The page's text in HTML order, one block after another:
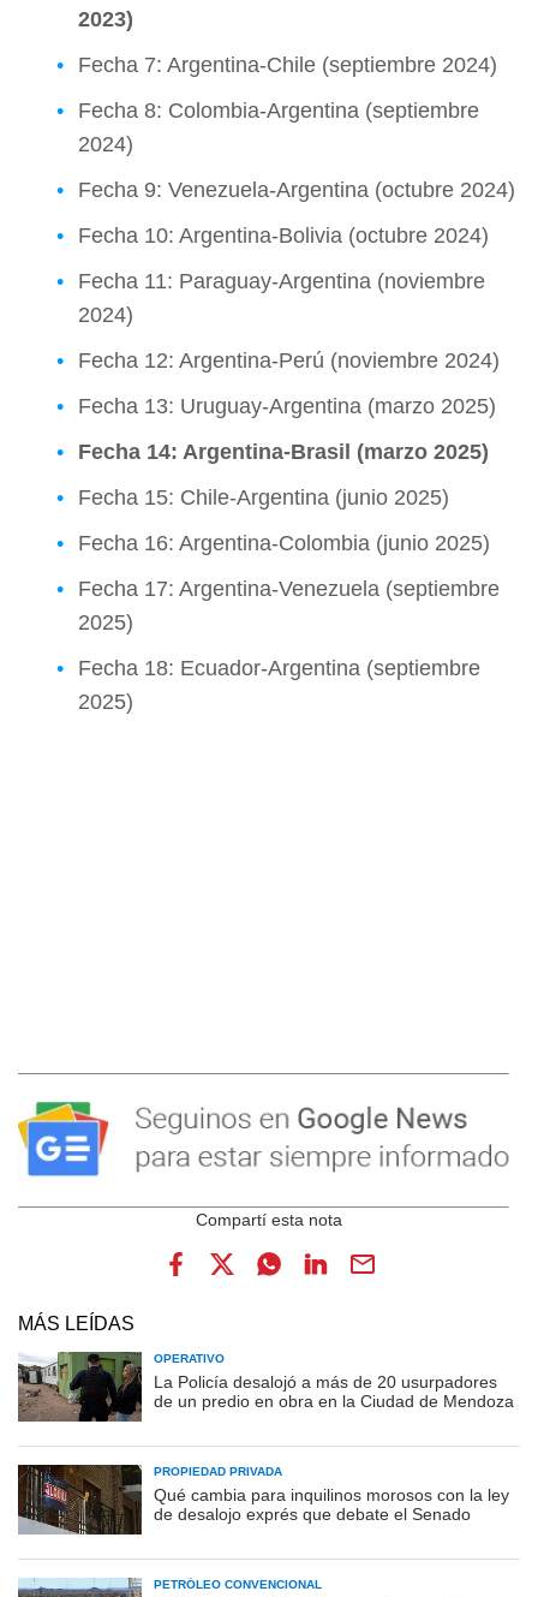
2023)
Fecha 7: Argentina-Chile (septiembre 2024)
Fecha 8: Colombia-Argentina (septiembre
2024)
Fecha 9: Venezuela-Argentina (octubre 2024)
Fecha 10: Argentina-Bolivia (octubre 2024)
Fecha 11: Paraguay-Argentina (noviembre
2024)
Fecha 12: Argentina-Perú (noviembre 2024)
Fecha 13: Uruguay-Argentina (marzo 2025)
Fecha 14: Argentina-Brasil (marzo 2025)
Fecha 15: Chile-Argentina (junio 2025)
Fecha 16: Argentina-Colombia (junio 2025)
Fecha 17: Argentina-Venezuela (septiembre
2025)
Fecha 18: Ecuador-Argentina (septiembre
2025)
MÁS LEÍDAS
OPERATIVO
La Policía desalojó a más de 20 usurpadores
de un predio en obra en la Ciudad de Mendoza
PROPIEDAD PRIVADA
Qué cambia para inquilinos morosos con la ley
de desalojo exprés que debate el Senado
PETRÓLEO CONVENCIONAL